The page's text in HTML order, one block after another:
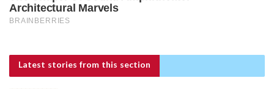
Latest stories from this section